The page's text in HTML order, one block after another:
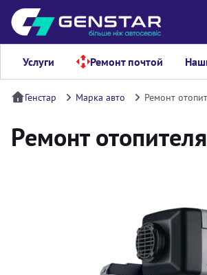
Услуги Ремонт почтой
Генстар Марка авто Ремонт
Ремонт